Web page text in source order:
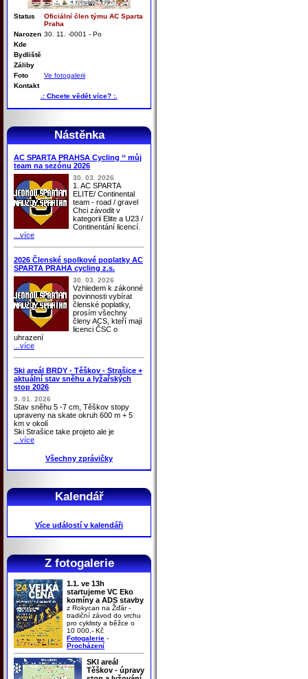
Status
Oficiální člen týmu AC Sparta
Praha
Narozen 30. 11. -0001 - Po
Kde
Bydliště
Záliby
Foto
Ve fotogalerii
Kontakt
.: Chcete vědět více? :.
Nástěnka
AC SPARTA PRAHSA Cycling ‘‘ můj
team na sezónu 2026
30. 03. 2026
1. AC SPARTA
ELITE/ Continental
team - road / gravel
Chci závodit v
kategorii Elite a U23 /
Continentání licencí.
...více
2026 Členské spolkové poplatky AC
SPARTA PRAHA cycling z.s.
30. 03. 2026
Vzhledem k zákonné
povinnosti vybírat
členské poplatky,
prosím všechny
členy ACS, kteří mají
licenci ČSC o
uhrazení
...více
Ski areál BRDY - Těškov - Strašice +
aktuální stav sněhu a lyžařských
stop 2026
9. 01. 2026
Stav sněhu 5 -7 cm, Těškov stopy
upraveny na skate okruh 600 m + 5
km v okolí
Ski Strašice take projeto ale je
...více
Všechny zprávičky
Kalendář
Více událostí v kalendáři
Z fotogalerie
1.1. ve 13h
startujeme VC Eko
komíny a ADS stavby
z Rokycan na Žďár -
tradiční závod do vrchu
pro cyklisty a běžce o
10 000,- Kč
Fotogalerie -
Procházení
SKI areál
Těškov - úpravy